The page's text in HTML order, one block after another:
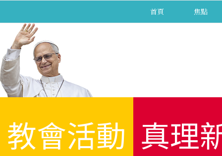
首頁 焦點
教會活動 真理